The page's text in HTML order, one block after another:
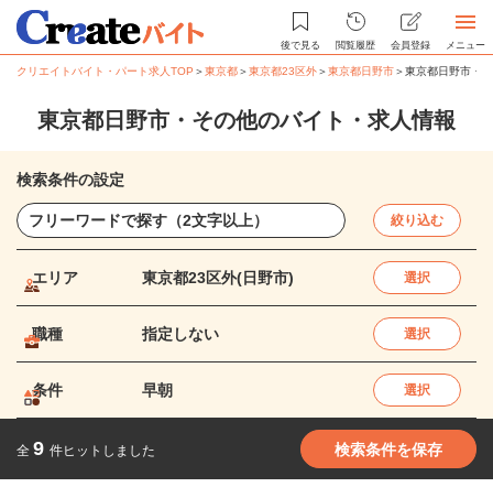
後で見る 閲覧履歴 会員登録 メニュー
クリエイトバイト・パート求人TOP ＞東京都＞東京都23区外＞東京都日野市＞東京都日野市・
東京都日野市・その他のバイト・求人情報
検索条件の設定
絞り込む
エリア 東京都23区外(日野市) 選択
職種 指定しない 選択
条件 早朝 選択
全 9 件ヒットしました 検索条件を保存